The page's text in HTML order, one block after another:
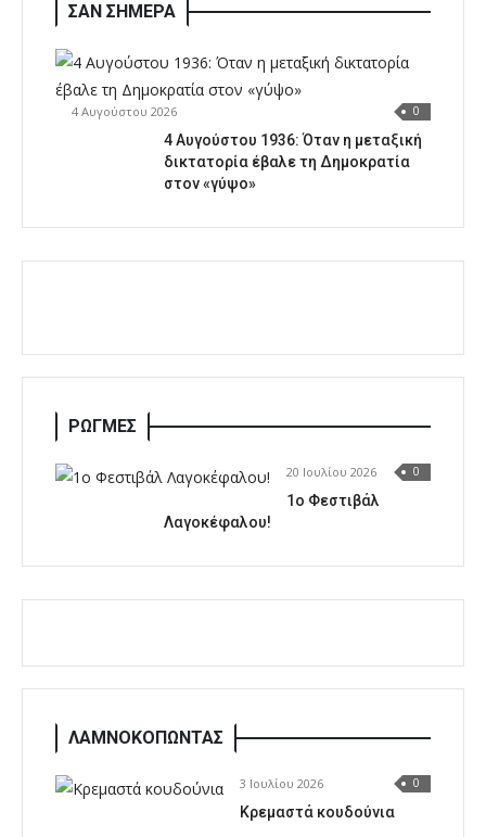
ΣΑΝ ΣΗΜΕΡΑ
4 Αυγούστου 2026 0
4 Αυγούστου 1936: Όταν η μεταξική
δικτατορία έβαλε τη Δημοκρατία
στον «γύψο»
ΡΩΓΜΕΣ
20 Ιουλίου 2026 0
1o Φεστιβάλ
Λαγοκέφαλου!
ΛΑΜΝΟΚΟΠΩΝΤΑΣ
3 Ιουλίου 2026 0
Κρεμαστά κουδούνια